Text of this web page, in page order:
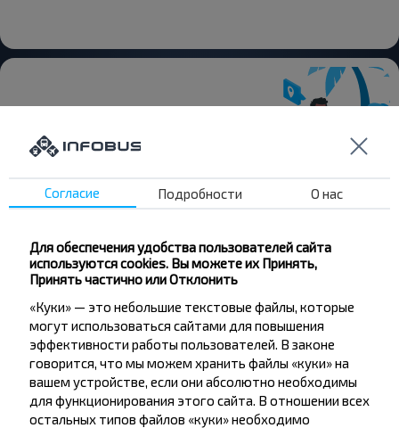
Хотите
путешествовать
Не пропусти специальные акции, скидки и
другие интересные предложения INFOBUS.
Подпишись на получение новостей и
путешествуй с нами дешевле!
Подписаться
Согласие Подробности О нас
Для обеспечения удобства пользователей сайта
используются cookies. Вы можете их Принять,
Принять частично или Отклонить
«Куки» — это небольшие текстовые файлы, которые
могут использоваться сайтами для повышения
эффективности работы пользователей. В законе
говорится, что мы можем хранить файлы «куки» на
вашем устройстве, если они абсолютно необходимы
для функционирования этого сайта. В отношении всех
остальных типов файлов «куки» необходимо